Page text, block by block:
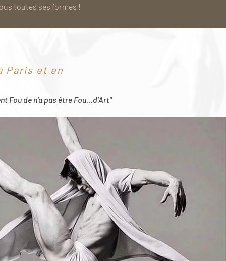
toutes ses formes !
Paris et en
Fou de n’a pas être Fou…d’Art"